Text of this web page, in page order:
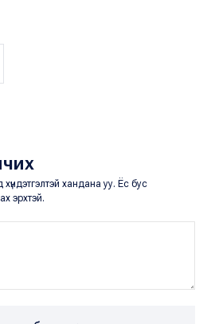
хандана уу. Ёс бус
эрхтэй.